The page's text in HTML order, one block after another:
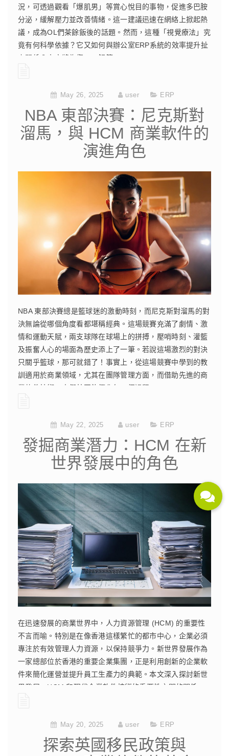
況，可透過觀看「爆肌男」等賞心悅目的事物，促進多巴胺
分泌，緩解壓力並改善情緒。這一建議迅速在網絡上掀起熱
議，成為OL們茶餘飯後的話題。然而，這種「視覺療法」究
竟有何科學依據？它又如何與辦公室ERP系統的效率提升扯
上關係？本文將為您一一解答。
May 26, 2025
user ERP
NBA 東部決賽：尼克斯對
溜馬，與 HCM 商業軟件的
演進角色
NBA 東部決賽總是籃球迷的激動時刻，而尼克斯對溜馬的對
決無論從哪個角度看都堪稱經典。這場競賽充滿了劇情、激
情和運動天賦，兩支球隊在球場上的拼搏，壓哨時刻、灌籃
及振奮人心的場面為歷史添上了一筆。若說這場激烈的對決
只關乎籃球，那可就錯了！事實上，從這場競賽中學到的教
訓適用於商業領域，尤其在團隊管理方面，而借助先進的商
業軟件技術，人們甚至能優化每一個過程。
May 22, 2025
user ERP
發掘商業潛力：HCM 在新
世界發展中的角色
在迅速發展的商業世界中，人力資源管理 (HCM) 的重要性
不言而喻。特別是在像香港這樣繁忙的都市中心，企業必須
專注於有效管理人力資源，以保持競爭力。新世界發展作為
一家總部位於香港的重要企業集團，正是利用創新的企業軟
件來簡化運營並提升員工生產力的典範。本文深入探討新世
界發展、HCM 和現代企業軟件技術的重要性之間的關係。
May 20, 2025
user ERP
探索英國移民政策與